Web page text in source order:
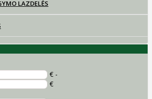
LAZDELĖS
€ -
€